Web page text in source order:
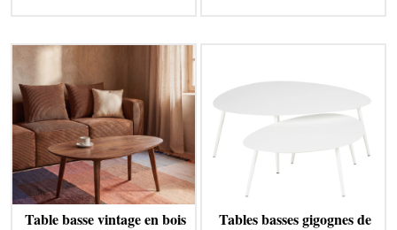
Table basse vintage en bois
Tables basses gigognes de